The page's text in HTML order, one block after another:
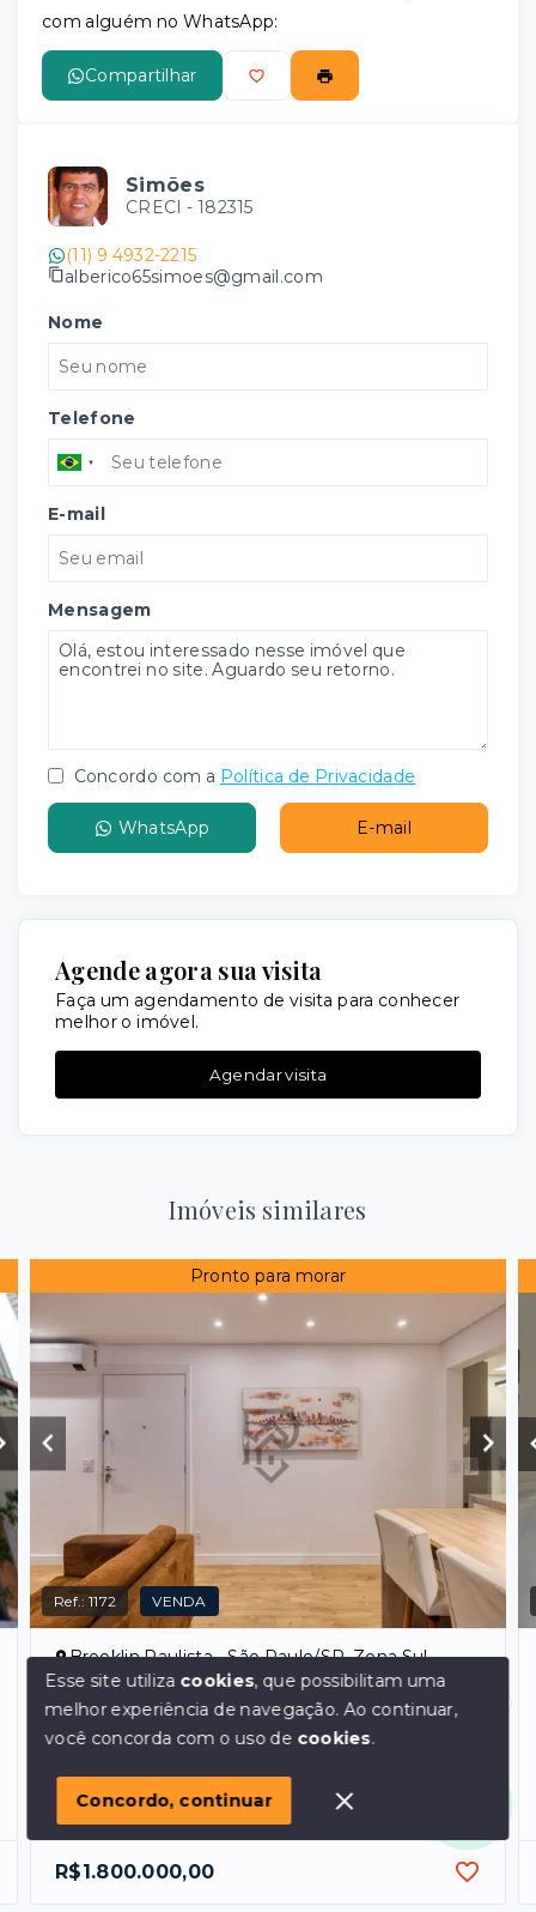
com alguém no WhatsApp:
Compartilhar
Simões
CRECI - 182315
(11) 9 4932-2215
alberico65simoes@gmail.com
Nome
Telefone
E-mail
Mensagem
Concordo com a Política de Privacidade
WhatsApp E-mail
Agende agora sua visita
Faça um agendamento de visita para conhecer
melhor o imóvel.
Agendar visita
Imóveis similares
Pronto para morar
Ref.:1172 VENDA
Brooklin Paulista - São Paulo/SP, Zona Sul
Apartamento brookin andar alto vista
livre
Dormitórios 3, sendo1 suíte
Garagens
2
Área Privativa
101m²
R$1.800.000,00
Olá! em posso ajudar?
Esse site utiliza cookies, que possibilitam uma
melhor experiência de navegação.Ao continuar,
você concorda com o uso de cookies.
Concordo, continuar